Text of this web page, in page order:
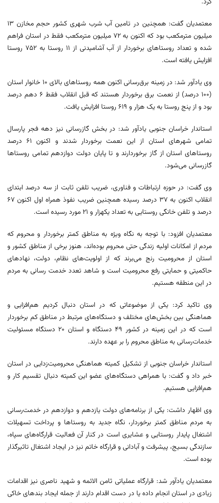
معتمدیان گفت: همچنین در تامین آب شرب شهری کشور حجم مخازن ۱۳
میلیون مترمکعب بود که اکنون به ۷۲ میلیون مترمکعب فقط در استان فراهم
شده و تعداد روستاهای برخوردار از آب آشامیدنی از ۱۱ روستا به ۷۵۲ روستا
افزایش یافته است.
وی یادآور شد: در زمینه برق‌رسانی اکنون همه روستاهای بالای ۱۰ خانوار استان
(۱۰۰ درصد) از نعمت برق برخوردار هستند که قبل انقلاب فقط ۶ دهم درصد
بود و از پنج روستا به یک هزار و ۶۱۹ روستا افزایش یافت.
استاندار خراسان جنوبی یادآور شد: در بخش گازرسانی نیز دهه فجر پارسال
تمامی شهرهای استان از این نعمت برخوردار شدند و اکنون ۶۱ درصد
روستاهای استان از گاز برخوردارند و تا پایان دولت دوازدهم تمامی روستاها
گازرسانی می‌شود.
وی گفت: در حوزه ارتباطات و فناوری، ضریب تلفن ثابت از سه درصد ابتدای
انقلاب اکنون به ۳۷ درصد رسیده همچنین ضریب نفوذ همراه اول اکنون ۶۷
درصد و تلفن خانگی روستایی به تعداد یکهزار و ۲۱ مورد رسیده است.
معتمدیان افزود: با توجه به نگاه ویژه به مناطق کمتر برخوردار و محروم که
مردم از امکانات اولیه زندگی حتی محروم بوده‌اند، هنوز برخی از مناطق کشور و
استان از محرومیت رنج می‌برند که از اولویت‌های نظام، دولت، نهادهای
حاکمیتی و حمایتی رفع محرومیت است و شاهد تعدد خدمت رسانی به مردم
در این منطقه هستیم.
وی تاکید کرد: یکی از موضوعاتی که در استان دنبال کردیم هم‌افزایی و
هماهنگی بین بخش‌های مختلف و دستگاه‌های مرتبط در مناطق کم برخوردار
است که در این زمینه در کشور ۴۹ دستگاه و استان ۲۰ دستگاه مسئولیت
خدمات‌رسانی به مناطق محروم را بر عهده دارند.
استاندار خراسان جنوبی از تشکیل کمیته هماهنگی محرومیت‌زدایی در استان
خبر داد و گفت: با همراهی دستگاه‌های عضو این کمیته دنبال تقسیم کار و
هم‌افزایی هستیم.
وی اظهار داشت: یکی از برنامه‌های دولت یازدهم و دوازدهم در خدمت‌رسانی
به مردم مناطق کمتر برخوردار، نگاه جدید به روستاها و پرداخت تسهیلات
اشتغال پایدار روستایی و عشایری است در کنار آن فعالیت قرارگاه‌های سپاه،
سازندگی بسیج، پیشرفت و آبادانی و قرارگاه خاتم نیز در ایجاد اشتغال تاثیرگذار
بوده است.
معتمدیان یادآور شد: قرارگاه عملیاتی ثامن الائمه و شهید ناصری نیز اقدامات
زیادی در استان انجام داده یا در دست اقدام دارند از جمله ایجاد بندهای خاکی